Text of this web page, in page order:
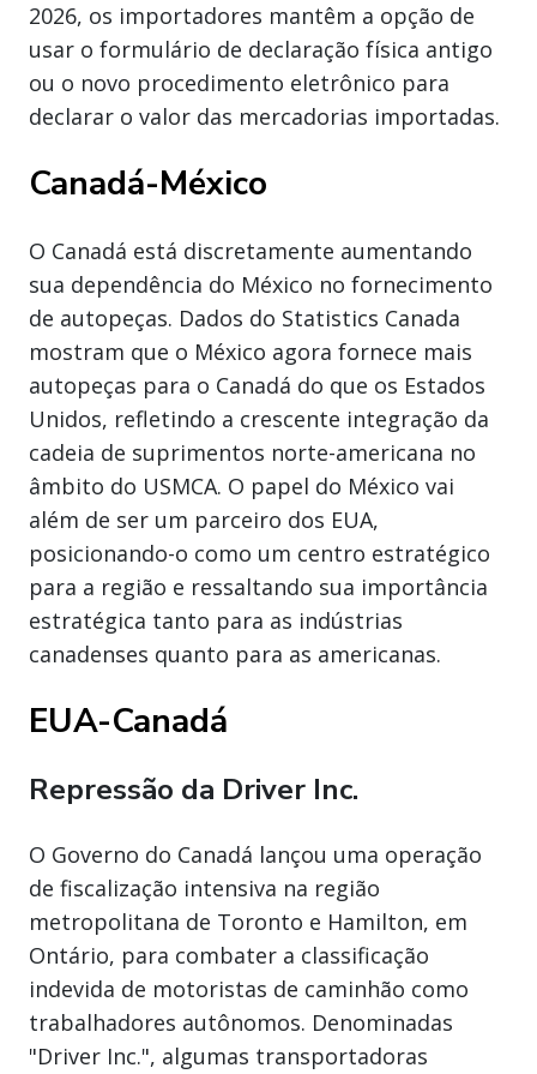
2026, os importadores mantêm a opção de
usar o formulário de declaração física antigo
ou o novo procedimento eletrônico para
declarar o valor das mercadorias importadas.
Canadá-México
O Canadá está discretamente aumentando
sua dependência do México no fornecimento
de autopeças. Dados do Statistics Canada
mostram que o México agora fornece mais
autopeças para o Canadá do que os Estados
Unidos, refletindo a crescente integração da
cadeia de suprimentos norte-americana no
âmbito do USMCA. O papel do México vai
além de ser um parceiro dos EUA,
posicionando-o como um centro estratégico
para a região e ressaltando sua importância
estratégica tanto para as indústrias
canadenses quanto para as americanas.
EUA-Canadá
Repressão da Driver Inc.
O Governo do Canadá lançou uma operação
de fiscalização intensiva na região
metropolitana de Toronto e Hamilton, em
Ontário, para combater a classificação
indevida de motoristas de caminhão como
trabalhadores autônomos. Denominadas
"Driver Inc.", algumas transportadoras